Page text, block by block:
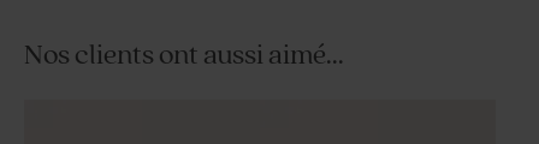
Nos clients ont aussi aimé...